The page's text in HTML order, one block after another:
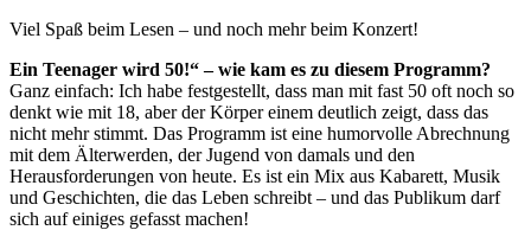
Viel Spaß beim Lesen – und noch mehr beim Konzert!
Ein Teenager wird 50!“ – wie kam es zu diesem Programm?
Ganz einfach: Ich habe festgestellt, dass man mit fast 50 oft noch so
denkt wie mit 18, aber der Körper einem deutlich zeigt, dass das
nicht mehr stimmt. Das Programm ist eine humorvolle Abrechnung
mit dem Älterwerden, der Jugend von damals und den
Herausforderungen von heute. Es ist ein Mix aus Kabarett, Musik
und Geschichten, die das Leben schreibt – und das Publikum darf
sich auf einiges gefasst machen!